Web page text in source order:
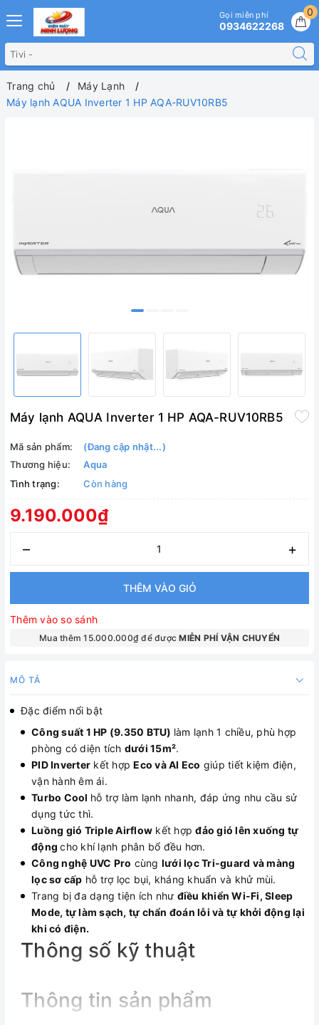
0
Gọi miễn phí
0934622268
Trang chủ
Máy Lạnh
Máy lạnh AQUA Inverter 1 HP AQA-RUV10RB5
Máy lạnh AQUA Inverter 1 HP AQA-RUV10RB5
Mã sản phẩm:
(Đang cập nhật...)
Thương hiệu:
Aqua
Tình trạng:
Còn hàng
9.190.000₫
– +
THÊM VÀO GIỎ
Thêm vào so sánh
Mua thêm 15.000.000₫ để đượcMIỄN PHÍ VẬN CHUYỂN
MÔ TẢ
Đặc điểm nổi bật
Công suất 1 HP (9.350 BTU) làm lạnh 1 chiều, phù hợp
phòng có diện tích dưới 15m².
PID Inverter kết hợp Eco và AI Eco giúp tiết kiệm điện,
vận hành êm ái.
Turbo Cool hỗ trợ làm lạnh nhanh, đáp ứng nhu cầu sử
dụng tức thì.
Luồng gió Triple Airflow kết hợp đảo gió lên xuống tự
động cho khí lạnh phân bổ đều hơn.
Công nghệ UVC Pro cùng lưới lọc Tri-guard và màng
lọc sơ cấp hỗ trợ lọc bụi, kháng khuẩn và khử mùi.
Trang bị đa dạng tiện ích như điều khiển Wi-Fi, Sleep
Mode, tự làm sạch, tự chẩn đoán lỗi và tự khởi động lại
khi có điện.
Thông số kỹ thuật
Thông tin sản phẩm